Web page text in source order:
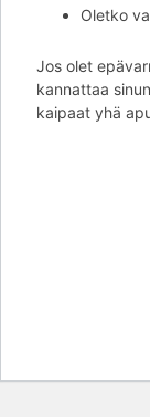
Oletko
Jos olet
kannattaa
kaipaat yhä